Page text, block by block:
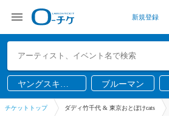
新規登録
ヤングスキニ
ー
ブルーマン
チケットトップ ダディ竹千代 & 東京おとぼけcats